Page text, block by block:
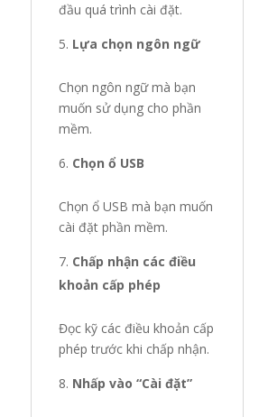
đầu quá trình cài đặt.
Lựa chọn ngôn ngữ
Chọn ngôn ngữ mà bạn
muốn sử dụng cho phần
mềm.
Chọn ổ USB
Chọn ổ USB mà bạn muốn
cài đặt phần mềm.
Chấp nhận các điều
khoản cấp phép
Đọc kỹ các điều khoản cấp
phép trước khi chấp nhận.
Nhấp vào “Cài đặt”